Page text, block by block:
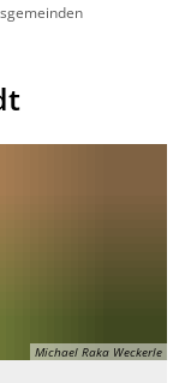
Michael Raka Weckerle